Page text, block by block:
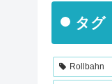
タグ
Rollbahn